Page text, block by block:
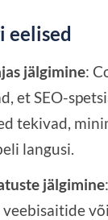
eelised
jälgimine:
et SEO-
tekivad,
langusi.
jälgimine